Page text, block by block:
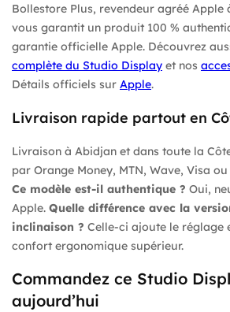
Bollestore Plus, revendeur agréé Apple
vous garantit un produit 100 %
garantie officielle Apple. Découvrez
complète du Studio Display et nos
Détails officiels sur Apple.
Livraison rapide partout en
Livraison à Abidjan et dans toute la
par Orange Money, MTN, Wave, Visa
Ce modèle est-il authentique ? Oui,
Apple. Quelle différence avec la
inclinaison ? Celle-ci ajoute le réglage
confort ergonomique supérieur.
Commandez ce Studio
aujourd’hui